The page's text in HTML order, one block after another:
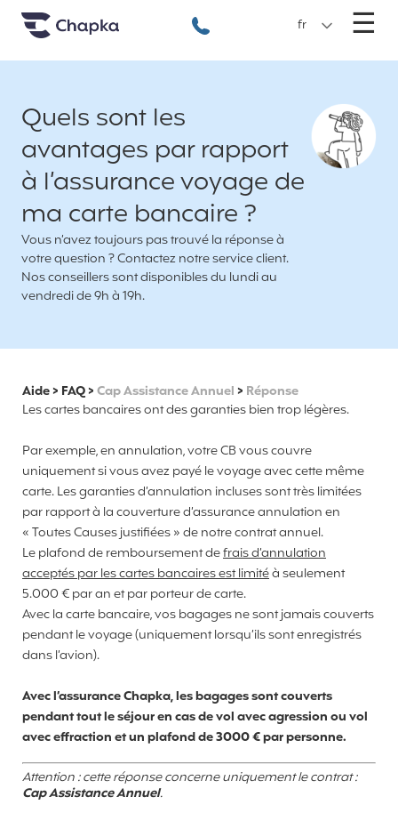
Chapka Assurances Voyages
+33 1 74 85 50 50
fr ☰
Quels sont les
avantages par rapport
à l’assurance voyage de
ma carte bancaire ?
Vous n’avez toujours pas trouvé la réponse à
votre question ? Contactez notre service client.
Nos conseillers sont disponibles du lundi au
vendredi de 9h à 19h.
Aide> FAQ>Cap Assistance Annuel > Réponse
Les cartes bancaires ont des garanties bien trop légères.
Par exemple, en annulation, votre CB vous couvre
uniquement si vous avez payé le voyage avec cette même
carte. Les garanties d’annulation incluses sont très limitées
par rapport à la couverture d’assurance annulation en
« Toutes Causes justifiées » de notre contrat annuel.
Le plafond de remboursement defrais d’annulation
acceptés par les cartes bancaires est limitéà seulement
5.000 € par an et par porteur de carte.
Avec la carte bancaire, vos bagages ne sont jamais couverts
pendant le voyage (uniquement lorsqu’ils sont enregistrés
dans l’avion).
Avec l’assurance Chapka, les bagages sont couverts
pendant tout le séjour en cas de vol avec agression ou vol
avec effraction et un plafond de 3000 € par personne.
Attention : cette réponse concerne uniquement le contrat :
Cap Assistance Annuel.